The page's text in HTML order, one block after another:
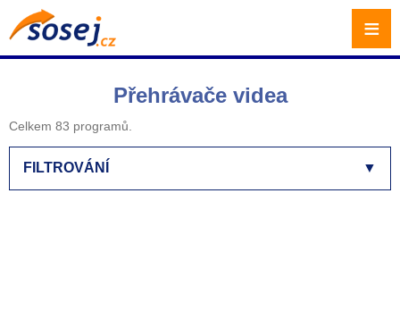
Přehrávače videa
Celkem 83 programů.
▼
FILTROVÁNÍ
≡